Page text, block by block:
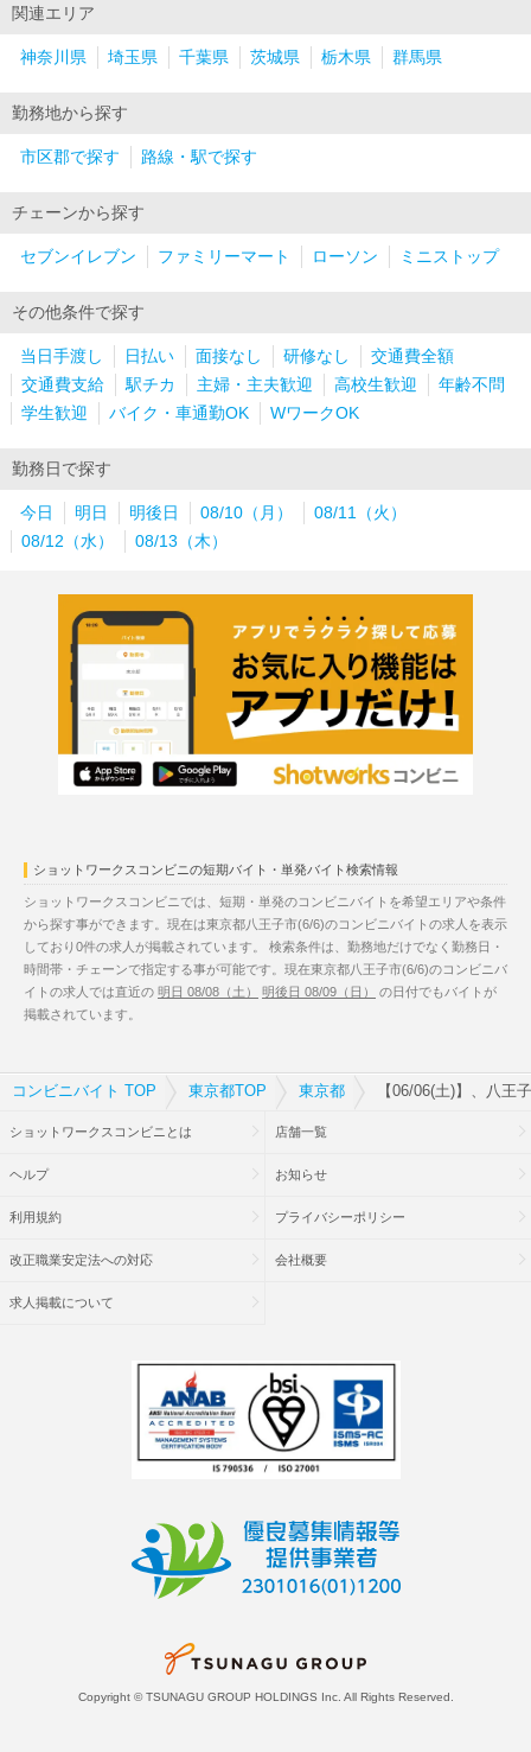
関連エリア
神奈川県 埼玉県 千葉県 茨城県 栃木県 群馬県
勤務地から探す
市区郡で探す 路線・駅で探す
チェーンから探す
セブンイレブン ファミリーマート ローソン ミニストップ
その他条件で探す
当日手渡し 日払い 面接なし 研修なし
交通費全額
交通費支給
駅チカ 主婦・主夫歓迎 高校生歓迎
年齢不問
学生歓迎
バイク・車通勤OK WワークOK
勤務日で探す
今日 明日 明後日 08/10（月）
08/11（火）
08/12（水）
08/13（木）
ショットワークスコンビニの短期バイト・単発バイト検索情報
ショットワークスコンビニでは、短期・単発のコンビニバイトを希望エリアや条件
から探す事ができます。現在は東京都八王子市(6/6)のコンビニバイトの求人を表示
しており0件の求人が掲載されています。 検索条件は、勤務地だけでなく勤務日・
時間帯・チェーンで指定する事が可能です。現在東京都八王子市(6/6)のコンビニバ
イトの求人では直近の 明日 08/08（土） 明後日 08/09（日）
の日付でもバイトが
掲載されています。
コンビニバイト TOP 東京都TOP 東京都 【06/06(土)】、八王
ショットワークスコンビニとは 店舗一覧
ヘルプ お知らせ
利用規約 プライバシーポリシー
改正職業安定法への対応 会社概要
求人掲載について
Copyright © TSUNAGU GROUP HOLDINGS Inc. All Rights Reserved.